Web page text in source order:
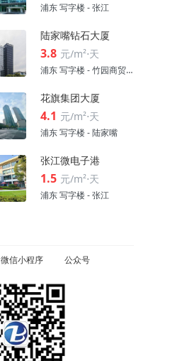
浦东 写字楼 - 张江
陆家嘴钻石大厦
3.8 元/m²⋅天
浦东 写字楼 - 竹园商贸区
花旗集团大厦
4.1 元/m²⋅天
浦东 写字楼 - 陆家嘴
张江微电子港
1.5 元/m²⋅天
浦东 写字楼 - 张江
微信小程序 公众号